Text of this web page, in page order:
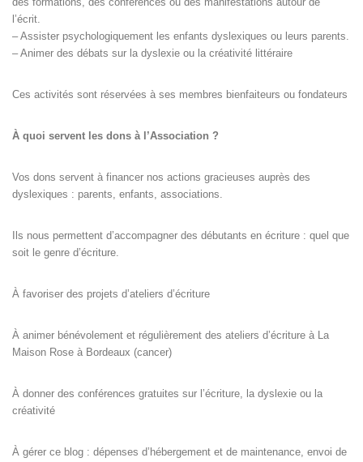
l’écrit.
– Assister psychologiquement les enfants dyslexiques ou leurs parents.
– Animer des débats sur la dyslexie ou la créativité littéraire
Ces activités sont réservées à ses membres bienfaiteurs ou fondateurs
À quoi servent les dons à l’Association ?
Vos dons servent à financer nos actions gracieuses auprès des
dyslexiques : parents, enfants, associations.
Ils nous permettent d’accompagner des débutants en écriture : quel que
soit le genre d’écriture.
À favoriser des projets d’ateliers d’écriture
À animer bénévolement et régulièrement des ateliers d’écriture à La
Maison Rose à Bordeaux (cancer)
À donner des conférences gratuites sur l’écriture, la dyslexie ou la
créativité
À gérer ce blog : dépenses d’hébergement et de maintenance, envoi de